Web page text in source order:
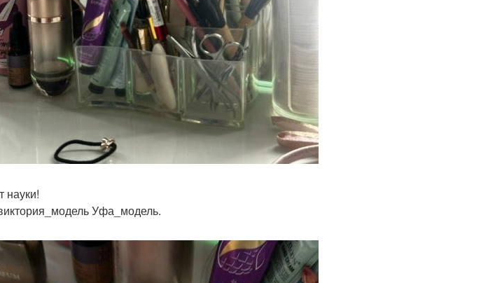
науки!
Уфа_модель.